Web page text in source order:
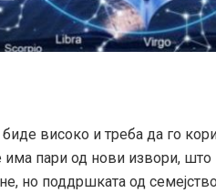
високо и треба да го
пари од нови извори, што
но поддршката од